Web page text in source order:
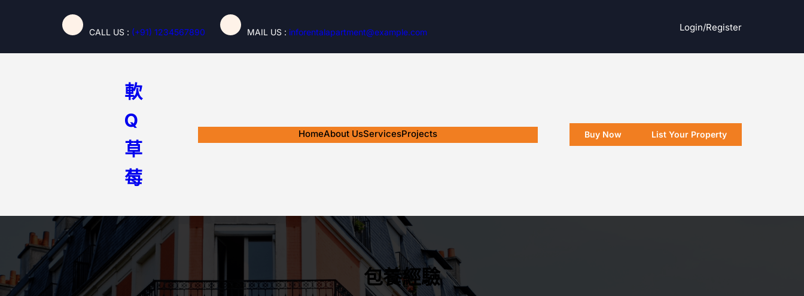
要
CALL US : (+91) 1234567890 MAIL US : inforentalapartment@example.com Login/register
軟
Q
草
莓
HomeAbout UsServicesProjects Buy Now List Your Property
包養經驗